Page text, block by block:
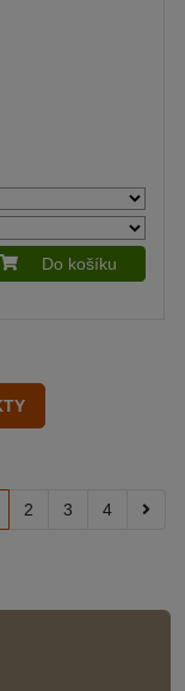
Do košíku
2 3 4